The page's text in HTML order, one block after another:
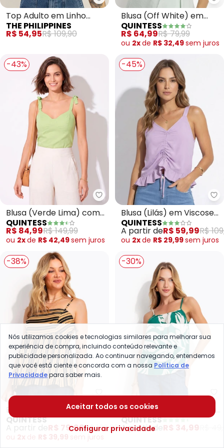
The Philippines - Top Adulto
Top Adulto em Linho
(Roxo)
THE PHILIPPINES
R$ 54,95R$ 109,90
Blusa (Off White) em
Malha Crepe
QUINTESS
R$ 64,99R$ 79,99
ou 2xde R$ 32,49sem juros
-43%
Quintess - Blusa (Verde Lima)
Blusa (Verde Lima) com
Alças para Amarrar
QUINTESS
R$ 84,99R$ 149,99
ou 2xde R$ 42,49sem juros
-45%
Blusa (Lilás) em Viscose
Plana com Cordel
QUINTESS
A partir deR$ 59,99R$
ou 2xde R$ 29,99sem juros
-38%
Quintess - Blusa (Listrado
Blusa (Listrado Preto) em
Viscose Plana
QUINTESS
R$ 79,99R$ 129,99
ou 2x de R$ 39,99 sem juros
-30%
Blusa (Verde) em Malha
de Viscose
QUINTESS
A partir de R$ 34,99
Nós utilizamos cookies e tecnologias similares para melhorar sua
experiência de compra, incluindo conteúdo relevante e
publicidade personalizada. Ao continuar navegando, entendemos
que você está ciente e concorda com a nossa Política de
Privacidadepara saber mais.
Aceitar todos os cookies
Configurar privacidade